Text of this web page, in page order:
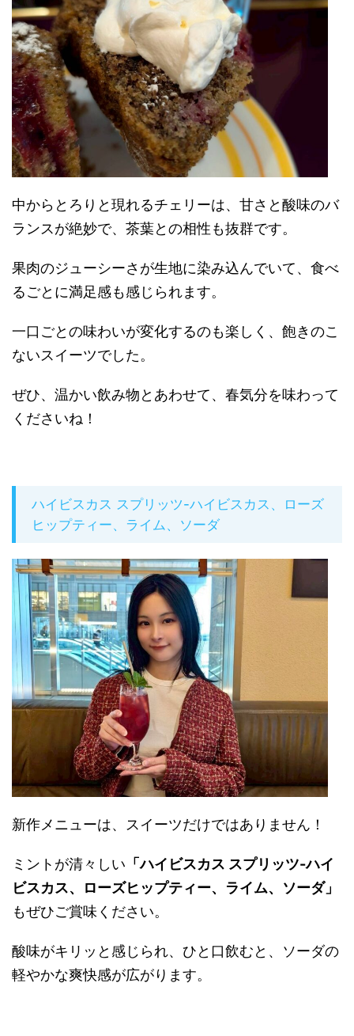
中からとろりと現れるチェリーは、甘さと酸味のバ
ランスが絶妙で、茶葉との相性も抜群です。
果肉のジューシーさが生地に染み込んでいて、食べ
るごとに満足感も感じられます。
一口ごとの味わいが変化するのも楽しく、飽きのこ
ないスイーツでした。
ぜひ、温かい飲み物とあわせて、春気分を味わって
くださいね！
ハイビスカス スプリッツ-ハイビスカス、ローズ
ヒップティー、ライム、ソーダ
新作メニューは、スイーツだけではありません！
ミントが清々しい 「ハイビスカス スプリッツ-ハイ
ビスカス、ローズヒップティー、ライム、ソーダ」
もぜひご賞味ください。
酸味がキリッと感じられ、ひと口飲むと、ソーダの
軽やかな爽快感が広がります。